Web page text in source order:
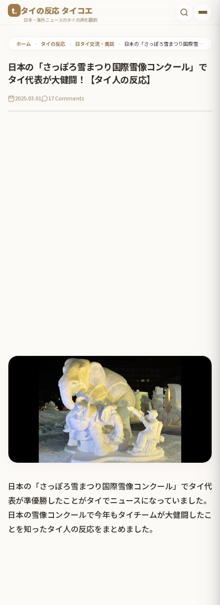
タイの反応 タイコエ
日本・海外ニュースのタイの声を翻訳
ホーム • タイの反応 • 日タイ交流・美談 • 日本の「さっぽろ雪まつり国際雪像コンクール」でタイ代表が大健闘！【タイ人の反応】
日本の「さっぽろ雪まつり国際雪像コンクール」で
タイ代表が大健闘！【タイ人の反応】
2025.03.01 17 Comments
日本の「さっぽろ雪まつり国際雪像コンクール」でタイ代
表が準優勝したことがタイでニュースになっていました。
日本の雪像コンクールで今年もタイチームが大健闘したこ
とを知ったタイ人の反応をまとめました。